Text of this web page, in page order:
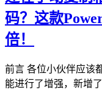
码？这款
倍！
前言 各位小伙伴应该
能进行了增强，新增